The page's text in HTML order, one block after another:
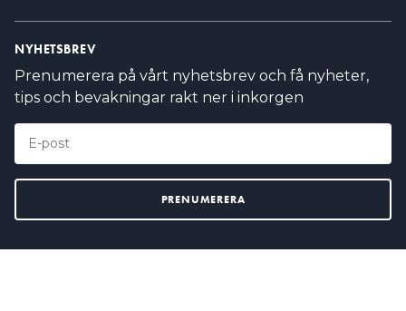
funktionsprovas efter installation.
NYHETSBREV
Prenumerera på vårt nyhetsbrev och få nyheter,
tips och bevakningar rakt ner i inkorgen